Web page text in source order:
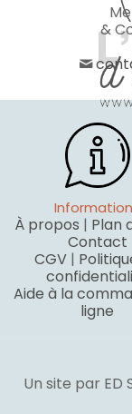
&
À propos | Plan
Contact
CGV |
Aide à la
ligne
Un site par ED